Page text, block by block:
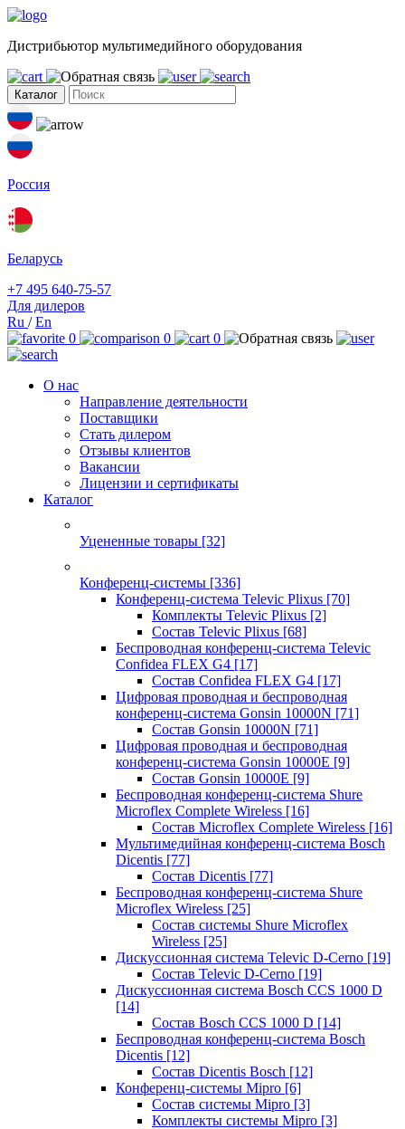
Дистрибьютор мультимедийного оборудования
Каталог
Россия
Беларусь
+7 495 640-75-57
Для дилеров
Ru /En
0
0 0
О нас
Направление деятельности
Поставщики
Стать дилером
Отзывы клиентов
Вакансии
Лицензии и сертификаты
Каталог
Уцененные товары [32]
Конференц-системы [336]
Конференц-система Televic Plixus [70]
Комплекты Televic Plixus [2]
Состав Televic Plixus [68]
Беспроводная конференц-система Televic
Confidea FLEX G4 [17]
Состав Confidea FLEX G4 [17]
Цифровая проводная и беспроводная
конференц-система Gonsin 10000N [71]
Состав Gonsin 10000N [71]
Цифровая проводная и беспроводная
конференц-система Gonsin 10000E [9]
Состав Gonsin 10000E [9]
Беспроводная конференц-система Shure
Microflex Complete Wireless [16]
Состав Microflex Complete Wireless [16]
Мультимедийная конференц-система Bosch
Dicentis [77]
Состав Dicentis [77]
Беспроводная конференц-система Shure
Microflex Wireless [25]
Состав системы Shure Microflex
Wireless [25]
Дискуссионная система Televic D-Cerno [19]
Состав Televic D-Cerno [19]
Дискуссионная система Bosch CCS 1000 D
[14]
Состав Bosch CCS 1000 D [14]
Беспроводная конференц-система Bosch
Dicentis [12]
Состав Dicentis Bosch [12]
Конференц-системы Mipro [6]
Состав системы Mipro [3]
Комплекты системы Mipro [3]